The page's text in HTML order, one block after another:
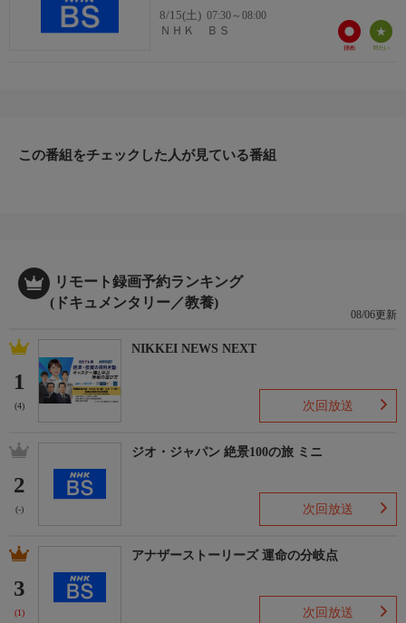
8/15(土) 07:30～08:00
ＮＨＫ ＢＳ
この番組をチェックした人が見ている番組
リモート録画予約ランキング
(ドキュメンタリー／教養)
08/06更新
1
(4)
NIKKEI NEWS NEXT
次回放送
2
(-)
ジオ・ジャパン 絶景100の旅 ミニ
次回放送
3
(1)
アナザーストーリーズ 運命の分岐点
次回放送